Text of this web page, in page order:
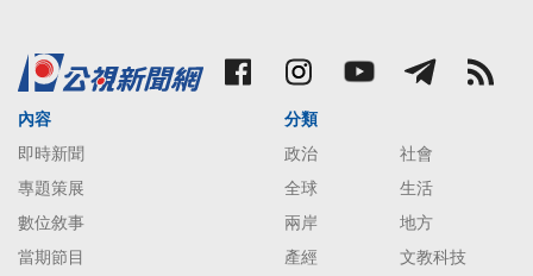
內容
即時新聞
專題策展
數位敘事
當期節目
分類
政治
社會
全球
生活
兩岸
地方
產經
文教科技